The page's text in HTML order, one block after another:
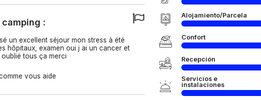
:
un excellent séjour mon stress à été
hôpitaux, examen oui j ai un cancer et
tous ça merci
vous aide
Alojamiento/Parcela
Confort
Recepción
Servicios e
instalaciones